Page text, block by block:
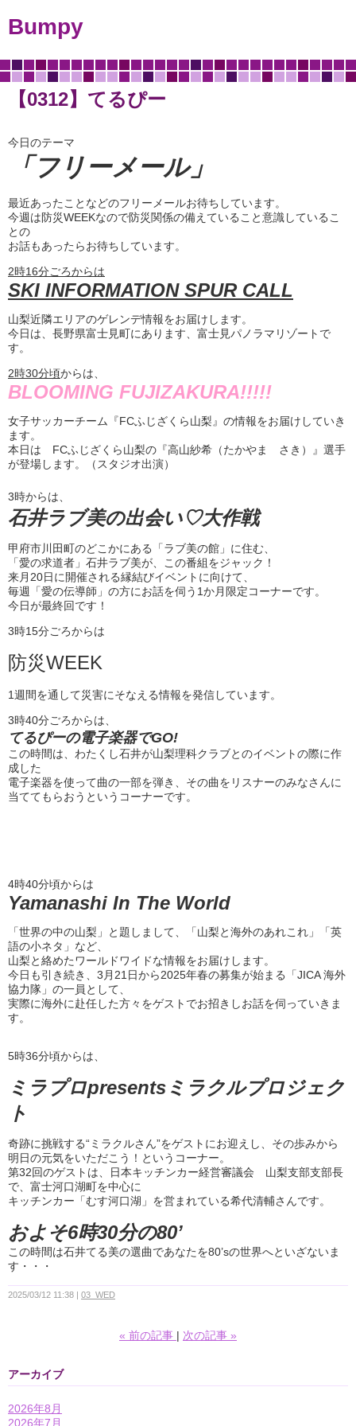
Bumpy
【0312】てるぴー
今日のテーマ
「フリーメール」
最近あったことなどのフリーメールお待ちしています。
今週は防災WEEKなので防災関係の備えていること意識しているこ
との
お話もあったらお待ちしています。
2時16分ごろからは
SKI INFORMATION SPUR CALL
山梨近隣エリアのゲレンデ情報をお届けします。
今日は、長野県富士見町にあります、富士見パノラマリゾートで
す。
2時30分頃からは、
BLOOMING FUJIZAKURA!!!!!
女子サッカーチーム『FCふじざくら山梨』の情報をお届けしていき
ます。
本日は FCふじざくら山梨の『高山紗希（たかやま さき）』選手
が登場します。（スタジオ出演）
3時からは、
石井ラブ美の出会い♡大作戦
甲府市川田町のどこかにある「ラブ美の館」に住む、
「愛の求道者」石井ラブ美が、この番組をジャック！
来月20日に開催される縁結びイベントに向けて、
毎週「愛の伝導師」の方にお話を伺う1か月限定コーナーです。
今日が最終回です！
3時15分ごろからは
防災WEEK
1週間を通して災害にそなえる情報を発信しています。
3時40分ごろからは、
てるぴーの電子楽器でGO!
この時間は、わたくし石井が山梨理科クラブとのイベントの際に作
成した
電子楽器を使って曲の一部を弾き、その曲をリスナーのみなさんに
当ててもらおうというコーナーです。
4時40分頃からは
Yamanashi In The World
「世界の中の山梨」と題しまして、「山梨と海外のあれこれ」「英
語の小ネタ」など、
山梨と絡めたワールドワイドな情報をお届けします。
今日も引き続き、3月21日から2025年春の募集が始まる「JICA 海外
協力隊」の一員として、
実際に海外に赴任した方々をゲストでお招きしお話を伺っていきま
す。
5時36分頃からは、
ミラプロpresentsミラクルプロジェク
ト
奇跡に挑戦する“ミラクルさん”をゲストにお迎えし、その歩みから
明日の元気をいただこう！というコーナー。
第32回のゲストは、日本キッチンカー経営審議会 山梨支部支部長
で、富士河口湖町を中心に
キッチンカー「むす河口湖」を営まれている希代清輔さんです。
およそ6時30分の80’
この時間は石井てる美の選曲であなたを80’sの世界へといざないま
す・・・
2025/03/12 11:38 03_WED
« 前の記事 次の記事 »
アーカイブ
2026年8月
2026年7月